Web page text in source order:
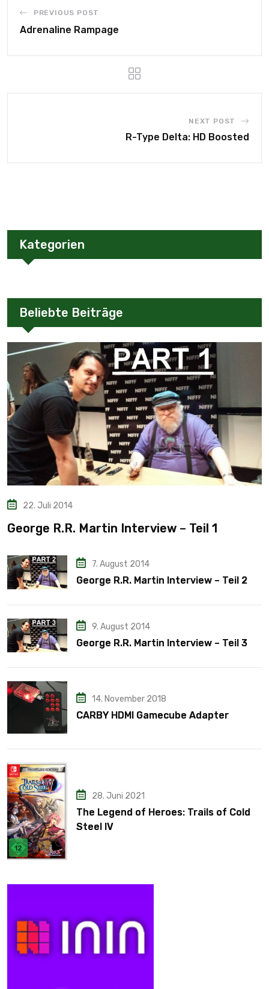
PREVIOUS POST
Adrenaline Rampage
NEXT POST
R-Type Delta: HD Boosted
Kategorien
Beliebte Beiträge
22. Juli 2014
George R.R. Martin Interview – Teil 1
7. August 2014
George R.R. Martin Interview – Teil 2
9. August 2014
George R.R. Martin Interview – Teil 3
14. November 2018
CARBY HDMI Gamecube Adapter
28. Juni 2021
The Legend of Heroes: Trails of Cold
Steel IV